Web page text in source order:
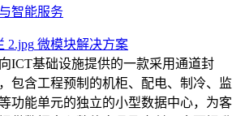
智能服务
微模块解决方案
ICT基础设施提供的一款采用通道封
包含工程预制的机柜、配电、制冷、监
功能单元的独立的小型数据中心，为客